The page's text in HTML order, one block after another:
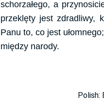
schorzałego, a
przeklęty jest zdradliwy,
Panu to, co jest
między narody.
Polish: